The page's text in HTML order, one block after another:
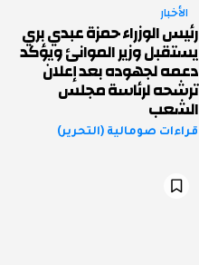
الأخبار
رئيس الوزراء حمزة عبدي بري
يستقبل وزير الموانئ ويؤكد
دعمه لجهوده بعد إعلان
ترشحه لرئاسة مجلس
الشعب
قراءات صومالية (التحرير)